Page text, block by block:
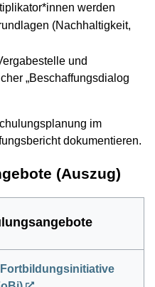
werden
(Nachhaltigkeit,
und
„Beschaffungsdialog
im
dokumentieren.
(Auszug)